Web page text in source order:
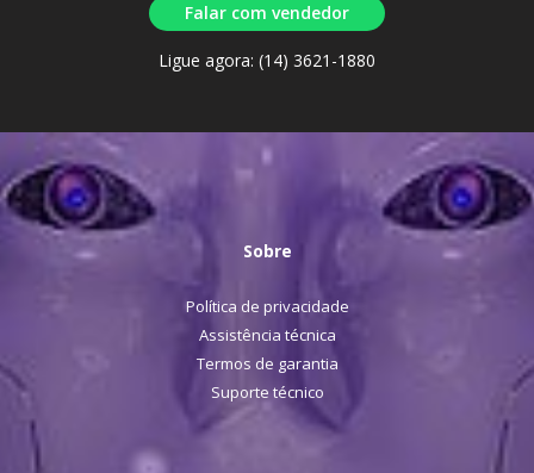
Falar com vendedor
Ligue agora: (14) 3621-1880
Sobre
Política de privacidade
Assistência técnica
Termos de garantia
Suporte técnico